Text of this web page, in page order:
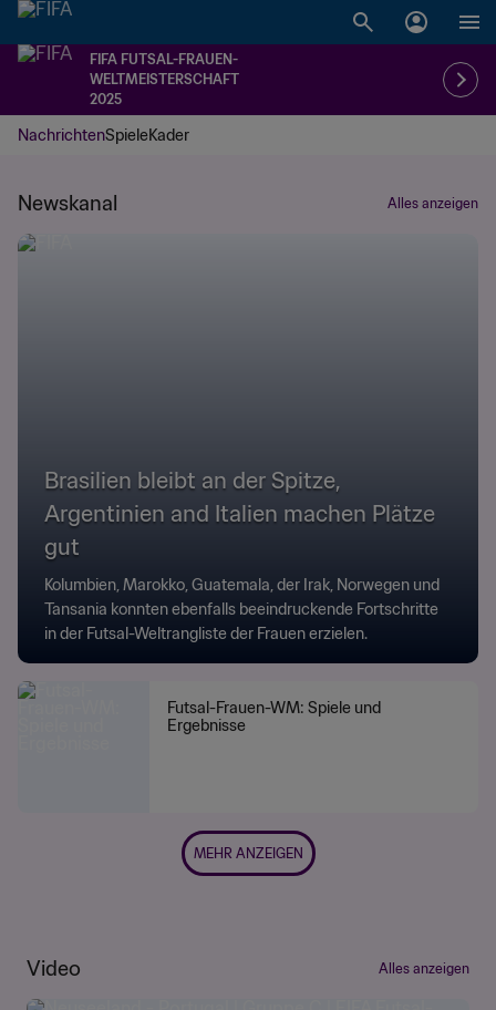
FIFA FUTSAL-FRAUEN-
WELTMEISTERSCHAFT
2025
NachrichtenSpieleKader
Newskanal Alles anzeigen
Brasilien bleibt an der Spitze,
Argentinien and Italien machen Plätze
gut
Kolumbien, Marokko, Guatemala, der Irak, Norwegen und
Tansania konnten ebenfalls beeindruckende Fortschritte
in der Futsal-Weltrangliste der Frauen erzielen.
Futsal-Frauen-WM: Spiele und
Ergebnisse
MEHR ANZEIGEN
Video Alles anzeigen